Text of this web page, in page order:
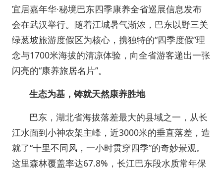
宜居嘉年华·秘境巴东四季康养全省巡展信息发布
会在武汉举行。随着江城暑气渐浓，巴东以野三关
绿葱坡旅游度假区为核心，携独特的“四季度假”理
念与1700米海拔的清凉体验，向全省游客递出一张
闪亮的“康养旅居名片”。
生态为基，铸就天然康养胜地
巴东，湖北省海拔落差最大的县域之一，从长
江水面到小神农架主峰，近3000米的垂直落差，造
就了“十里不同风，一小时贯穿四季”的奇妙景观。
这里森林覆盖率达67.8%，长江巴东段水质常年保